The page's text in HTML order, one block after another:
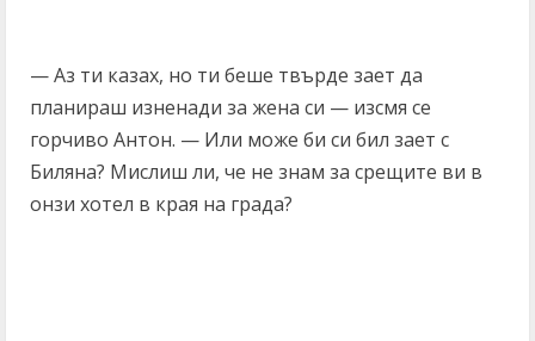
— Аз ти казах, но ти беше твърде зает да
планираш изненади за жена си — изсмя се
горчиво Антон. — Или може би си бил зает с
Биляна? Мислиш ли, че не знам за срещите ви в
онзи хотел в края на града?